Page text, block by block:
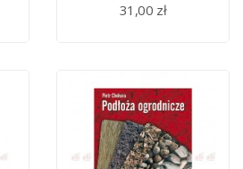
31,00 zł